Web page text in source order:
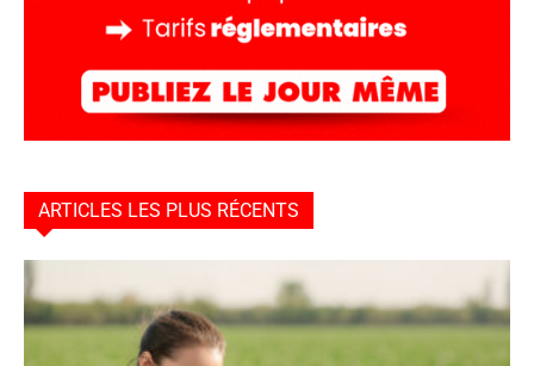
ARTICLES LES PLUS RÉCENTS